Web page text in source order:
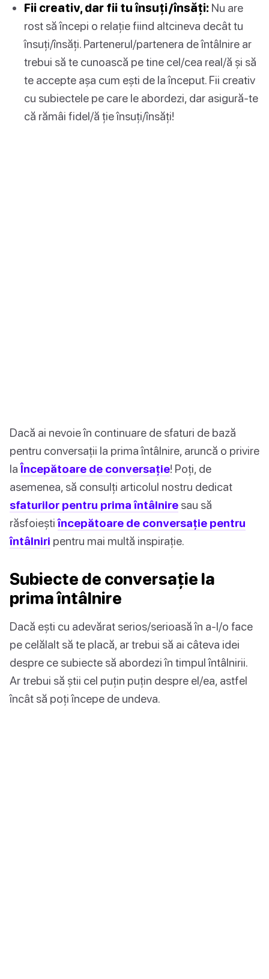
Fii creativ, dar fii tu însuți/însăți: Nu are
rost să începi o relație fiind altcineva decât tu
însuți/însăți. Partenerul/partenera de întâlnire ar
trebui să te cunoască pe tine cel/cea real/ă și să
te accepte așa cum ești de la început. Fii creativ
cu subiectele pe care le abordezi, dar asigură-te
că rămâi fidel/ă ție însuți/însăți!
Dacă ai nevoie în continuare de sfaturi de bază
pentru conversații la prima întâlnire, aruncă o privire
laÎncepătoare de conversație! Poți, de
asemenea, să consulți articolul nostru dedicat
sfaturilor pentru prima întâlnire sau să
răsfoieștiîncepătoare de conversație pentru
întâlniri pentru mai multă inspirație.
Subiecte de conversație la
prima întâlnire
Dacă ești cu adevărat serios/serioasă în a-l/o face
pe celălalt să te placă, ar trebui să ai câteva idei
despre ce subiecte să abordezi în timpul întâlnirii.
Ar trebui să știi cel puțin puțin despre el/ea, astfel
încât să poți începe de undeva.